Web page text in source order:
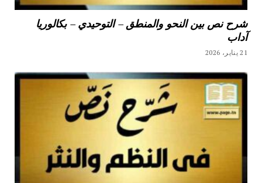
شرح نص بين النحو والمنطق – التوحيدي – بكالوريا
آداب
21 يناير، 2026